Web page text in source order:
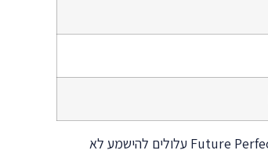
החיבור הנכון בין הזמן הדקדוקי למילות הזמן יוצר משפטים מדויקים ומובנים. חשוב לזכור שללא מילות זמן מתאימות, משפטים ב-Future Perfect Continuous עלולים להישמע לא